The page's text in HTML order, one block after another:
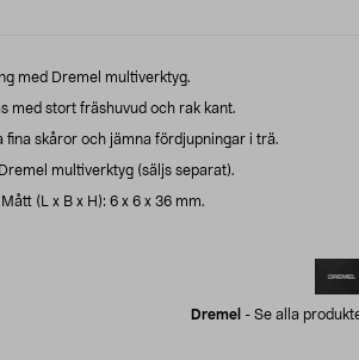
med Dremel multiverktyg.
med stort fräshuvud och rak kant.
fina skåror och jämna fördjupningar i trä.
multiverktyg (säljs separat).
(L x B x H): 6 x 6 x 36 mm.
Dremel - Se alla